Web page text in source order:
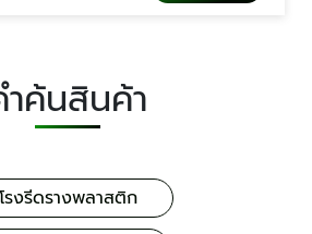
ค้นสินค้า
โรงรีดรางพลาสติก